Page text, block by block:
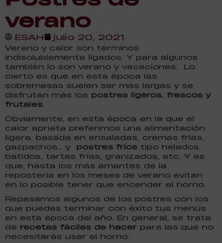
verano
ESAH julio 20, 2021
Verano y calor son términos
indisolublemente ligados. Y para algunos
también lo son verano y vacaciones. Lo
cierto es que en esta época las
sobremesas suelen ser más largas y se
disfrutan más los postres ligeros, frescos y
frutales.
Obviamente, en esta época en la que el
calor aprieta preferimos una alimentación
ligera, basada en ensaladas, cremas frías,
gazpachos… y postres fríos tipo helados,
batidos, tartas frías, granizados, etc. Y es
que, hasta los más amantes de la
repostería en los meses de verano evitan
en lo posible tener que encender el horno.
Repasamos algunos de los postres con los
que puedes terminar con éxito tus menús
en esta época del año. En general, se trata
de recetas fáciles de hacer para las que no
necesitarás usar el horno.